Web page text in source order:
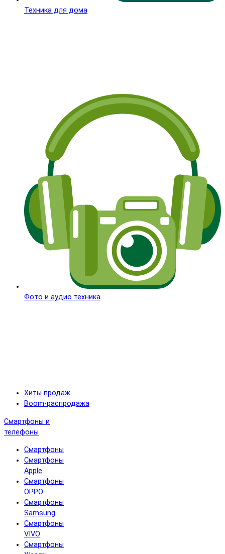
Техника для дома
Фото и аудио техника
Хиты продаж
Boom-распродажа
Смартфоны и
телефоны
Смартфоны
Смартфоны
Apple
Смартфоны
OPPO
Смартфоны
Samsung
Смартфоны
VIVO
Смартфоны